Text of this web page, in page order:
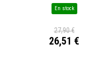
En stock
27,90 €
26,51 €